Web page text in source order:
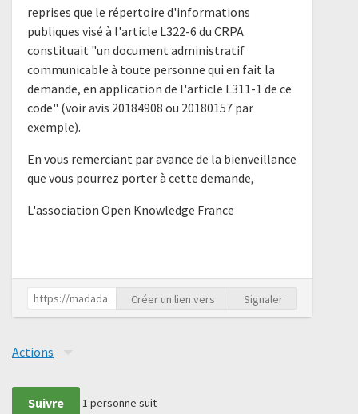
reprises que le répertoire d'informations
publiques visé à l'article L322-6 du CRPA
constituait "un document administratif
communicable à toute personne qui en fait la
demande, en application de l'article L311-1 de ce
code" (voir avis 20184908 ou 20180157 par
exemple).
En vous remerciant par avance de la bienveillance
que vous pourrez porter à cette demande,
L'association Open Knowledge France
Créer un lien vers Signaler
Actions
Suivre 1 personne suit